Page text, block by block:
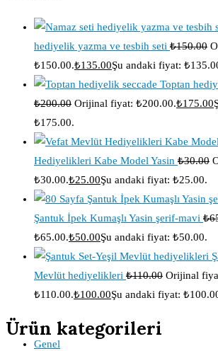
hediyelik yazma ve tesbih seti ₺150.00
₺150.00.₺135.00Şu andaki fiyat:
Toptan
₺200.00 Orijinal fiyat: ₺200.00.₺175.00
₺175.00.
Hediyelikleri Kabe Model Yasin ₺30.00
₺30.00.₺25.00Şu andaki fiyat: ₺25.00.
Şantuk İpek Kumaşlı Yasin şerif-mavi ₺
₺65.00.₺50.00Şu andaki fiyat: ₺50.00.
Mevlüt hediyelikleri ₺110.00 Orijinal
₺110.00.₺100.00Şu andaki fiyat:
Ürün kategorileri
Genel